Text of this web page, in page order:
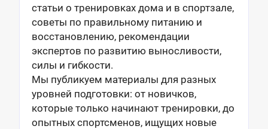
статьи о тренировках дома и в спортзале,
советы по правильному питанию и
восстановлению, рекомендации
экспертов по развитию выносливости,
силы и гибкости.
Мы публикуем материалы для разных
уровней подготовки: от новичков,
которые только начинают тренировки, до
опытных спортсменов, ищущих новые